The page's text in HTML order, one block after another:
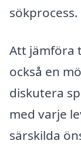
sökprocess.
Att jämföra
också en
diskutera
med varje
särskilda